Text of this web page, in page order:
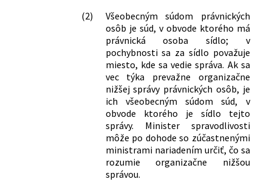
(2)
Všeobecným súdom právnických
osôb je súd, v obvode ktorého má
právnická osoba sídlo; v
pochybnosti sa za sídlo považuje
miesto, kde sa vedie správa. Ak sa
vec týka prevažne organizačne
nižšej správy právnických osôb, je
ich všeobecným súdom súd, v
obvode ktorého je sídlo tejto
správy. Minister spravodlivosti
môže po dohode so zúčastnenými
ministrami nariadením určiť, čo sa
rozumie organizačne nižšou
správou.